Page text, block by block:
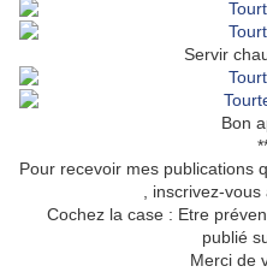
Servir
Bon
Pour recevoir mes publications
, inscrivez-
Cochez la case : Etre
publié
Merci de